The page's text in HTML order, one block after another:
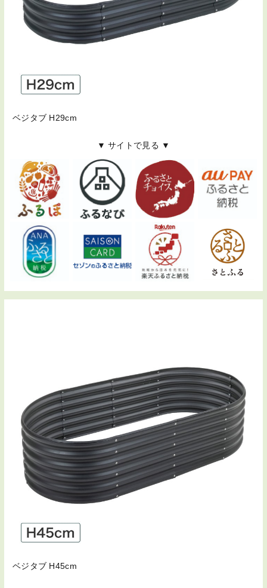
ベジタブ H29cm
▼ サイトで見る ▼
ベジタブ H45cm